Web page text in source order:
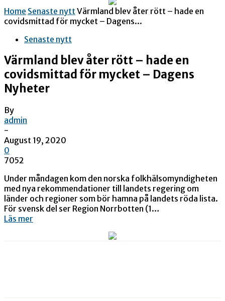
Home Senaste nytt Värmland blev åter rött – hade en
covidsmittad för mycket – Dagens...
Senaste nytt
Värmland blev åter rött – hade en
covidsmittad för mycket – Dagens
Nyheter
By
admin
-
August 19, 2020
0
7052
Under måndagen kom den norska folkhälsomyndigheten
med nya rekommendationer till landets regering om
länder och regioner som bör hamna på landets röda lista.
För svensk del ser Region Norrbotten (1…
Läs mer